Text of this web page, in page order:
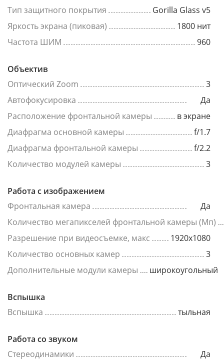
Тип защитного покрытия
Gorilla Glass v5
Яркость экрана (пиковая)
1800 нит
Частота ШИМ
960
Объектив
Оптический Zoom
3
Автофокусировка
Да
Расположение фронтальной камеры
в экране
Диафрагма основной камеры
f/1.7
Диафрагма фронтальной камеры
f/2.2
Количество модулей камеры
3
Работа с изображением
Фронтальная камера
Да
Количество мегапикселей фронтальной камеры (Мп)
Разрешение при видеосъемке, макс
1920x1080
Количество основных камер
3
Дополнительные модули камеры
широкоугольный
Вспышка
Вспышка
тыльная
Работа со звуком
Стереодинамики
Да